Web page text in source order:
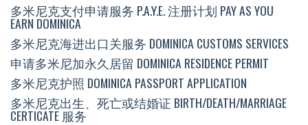
多米尼克支付申请服务 P.A.Y.E. 注册计划 PAY AS YOU
EARN DOMINICA
多米尼克海进出口关服务 DOMINICA CUSTOMS SERVICES
申请多米尼加永久居留 DOMINICA RESIDENCE PERMIT
多米尼克护照 DOMINICA PASSPORT APPLICATION
多米尼克出生、死亡或结婚证 BIRTH/DEATH/MARRIAGE
CERTICATE 服务